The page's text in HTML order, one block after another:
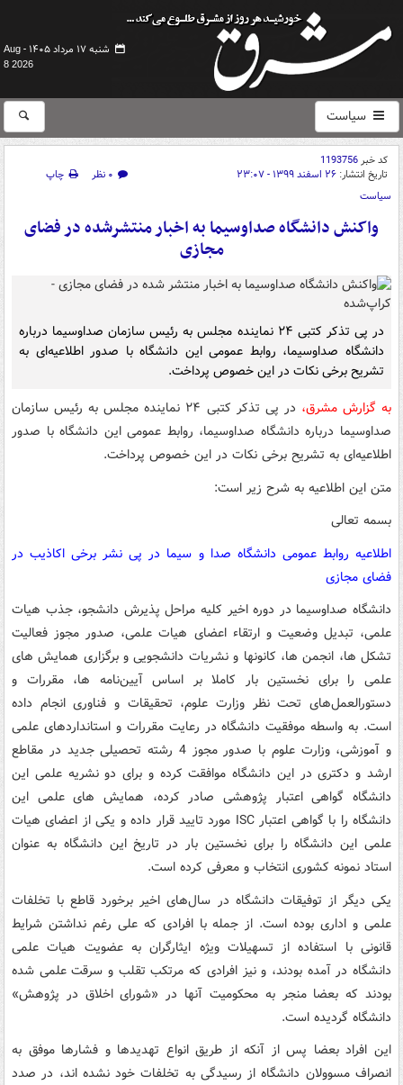
شنبه ۱۷ مرداد ۱۴۰۵ -
Aug
8 2026
سیاست
کد خبر1193756
تاریخ انتشار: ۲۶ اسفند ۱۳۹۹ - ۲۳:۰۷ ۰ نظر
چاپ
سیاست
واکنش دانشگاه صداوسیما به اخبار منتشرشده در فضای
مجازی
در پی تذکر کتبی ۲۴ نماینده مجلس به رئیس سازمان صداوسیما درباره
دانشگاه صداوسیما، روابط عمومی این دانشگاه با صدور اطلاعیه‌ای به
تشریح برخی نکات در این خصوص پرداخت.
به گزارش مشرق،
در پی تذکر کتبی ۲۴ نماینده مجلس به رئیس سازمان
صداوسیما درباره دانشگاه صداوسیما، روابط عمومی این دانشگاه با صدور
اطلاعیه‌ای به تشریح برخی نکات در این خصوص پرداخت.
متن این اطلاعیه به شرح زیر است:
بسمه تعالی
اطلاعیه روابط عمومی دانشگاه صدا و سیما در پی نشر برخی اکاذیب در
فضای مجازی
دانشگاه صداوسیما در دوره اخیر کلیه مراحل پذیرش دانشجو، جذب هیات
علمی، تبدیل وضعیت و ارتقاء اعضای هیات علمی، صدور مجوز فعالیت
تشکل ها، انجمن ها، کانونها و نشریات دانشجویی و برگزاری همایش های
علمی را برای نخستین بار کاملا بر اساس آیین‌نامه ها، مقررات و
دستورالعمل‌های تحت نظر وزارت علوم، تحقیقات و فناوری انجام داده
است. به واسطه موفقیت دانشگاه در رعایت مقررات و استانداردهای علمی
و آموزشی، وزارت علوم با صدور مجوز 4 رشته تحصیلی جدید در مقاطع
ارشد و دکتری در این دانشگاه موافقت کرده و برای دو نشریه علمی این
دانشگاه گواهی اعتبار پژوهشی صادر کرده، همایش های علمی این
دانشگاه را با گواهی اعتبار ISC مورد تایید قرار داده و یکی از اعضای هیات
علمی این دانشگاه را برای نخستین بار در تاریخ این دانشگاه به عنوان
استاد نمونه کشوری انتخاب و معرفی کرده است.
یکی دیگر از توفیقات دانشگاه در سال‌های اخیر برخورد قاطع با تخلفات
علمی و اداری بوده است. از جمله با افرادی که علی رغم نداشتن شرایط
قانونی با استفاده از تسهیلات ویژه ایثارگران به عضویت هیات علمی
دانشگاه در آمده بودند، و نیز افرادی که مرتکب تقلب و سرقت علمی شده
بودند که بعضا منجر به محکومیت آنها در «شورای اخلاق در پژوهش»
دانشگاه گردیده است.
این افراد بعضا پس از آنکه از طریق انواع تهدیدها و فشارها موفق به
انصراف مسوولان دانشگاه از رسیدگی به تخلفات خود نشده اند، در صدد